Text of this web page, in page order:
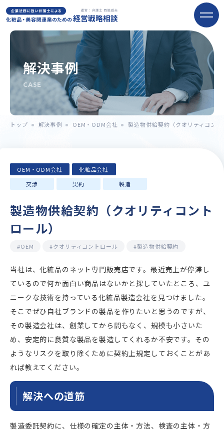
解決事例
CASE
トップ 解決事例 OEM・ODM会社 製造物供給契約（クオリティコン
OEM・ODM会社
化粧品会社
交渉
契約 製造
製造物供給契約（クオリティコント
ロール）
#OEM #クオリティコントロール #製造物供給契約
当社は、化粧品のネット専門販売店です。最近売上が停滞し
ているので何か面白い商品はないかと探していたところ、ユ
ニークな技術を持っている化粧品製造会社を見つけました。
そこでぜひ自社ブランドの製品を作りたいと思うのですが、
その製造会社は、創業してから間もなく、規模も小さいた
め、安定的に良質な製品を製造してくれるか不安です。その
ようなリスクを取り除くために契約上規定しておくことがあ
れば教えてください。
解決への道筋
製造委託契約に、仕様の確定の主体・方法、検査の主体・方